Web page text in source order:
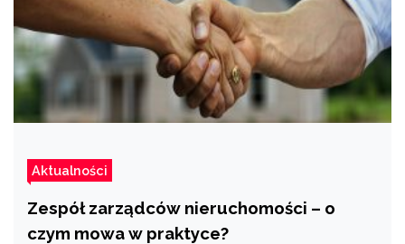
Aktualności
Zespół zarządców nieruchomości – o
czym mowa w praktyce?